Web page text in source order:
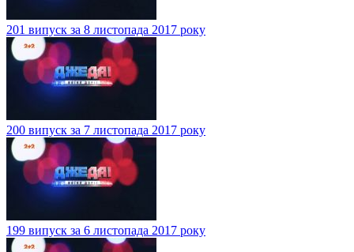
201 випуск за 8 листопада 2017 року
200 випуск за 7 листопада 2017 року
199 випуск за 6 листопада 2017 року